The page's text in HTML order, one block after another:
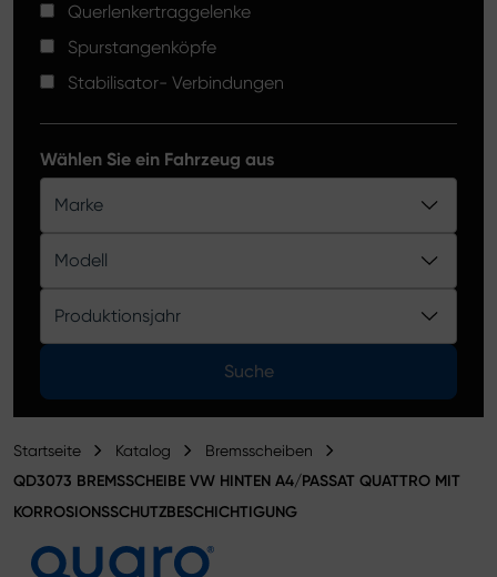
Spurstangenköpfe
Bremsklötze Silver Ceramic
Produktkatalog
Kontakt
Querlenkertraggelenke
Spurstangenköpfe
Stabilisator- Verbindungen
Wählen Sie ein Fahrzeug aus
Marke
Modell
Produktionsjahr
Suche
Startseite Katalog Bremsscheiben
QD3073 BREMSSCHEIBE VW HINTEN A4/PASSAT QUATTRO MIT
KORROSIONSSCHUTZBESCHICHTIGUNG